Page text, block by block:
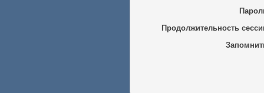
Продолжительность